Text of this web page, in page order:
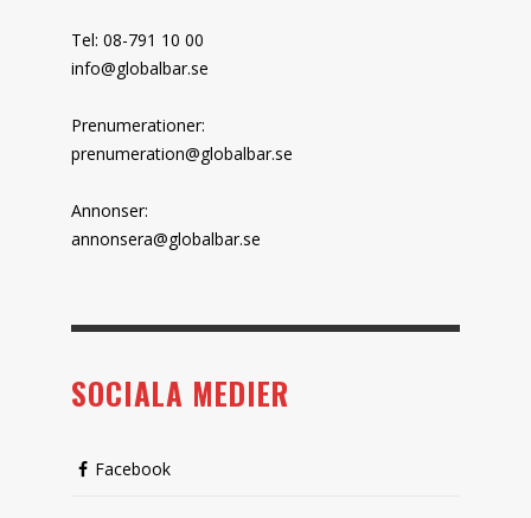
Tel: 08-791 10 00
info@globalbar.se
Prenumerationer:
prenumeration@globalbar.se
Annonser:
annonsera@globalbar.se
SOCIALA MEDIER
Facebook